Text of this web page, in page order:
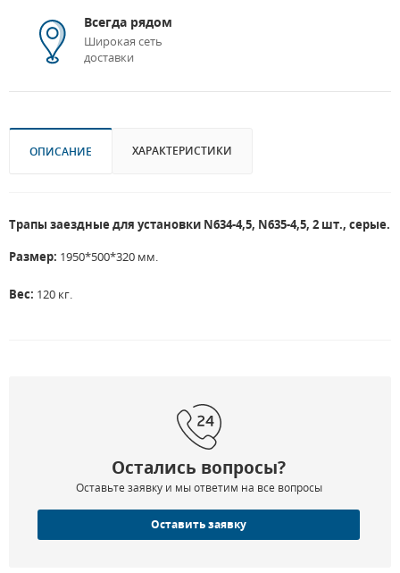
Всегда рядом
Широкая сеть
доставки
ОПИСАНИЕ ХАРАКТЕРИСТИКИ
Трапы заездные для установки N634-4,5, N635-4,5, 2 шт., серые.
Размер: 1950*500*320 мм.
Вес: 120 кг.
Остались вопросы?
Оставьте заявку и мы ответим на все вопросы
Оставить заявку